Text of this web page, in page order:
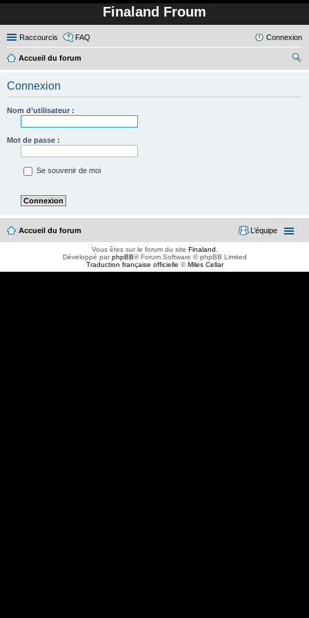
Finaland Froum
Raccourcis FAQ Connexion
Accueil du forum
Connexion
Nom d’utilisateur :
Mot de passe :
Se souvenir de moi
Accueil du forum L’équipe
Vous êtes sur le forum du site Finaland
Développé parphpBB® Forum Software © phpBB Limited
Traduction française officielle ©Miles Cellar